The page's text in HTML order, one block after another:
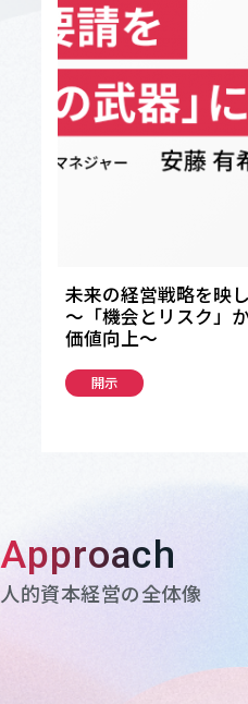
未来の経営戦略を映
～「機会とリスク」
価値向上～
開示
Approach
人的資本経営の全体像